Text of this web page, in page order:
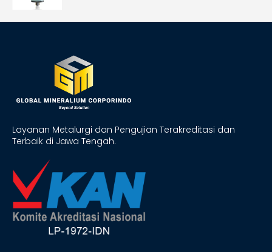
Layanan Metalurgi dan Pengujian Terakreditasi dan
Terbaik di Jawa Tengah.